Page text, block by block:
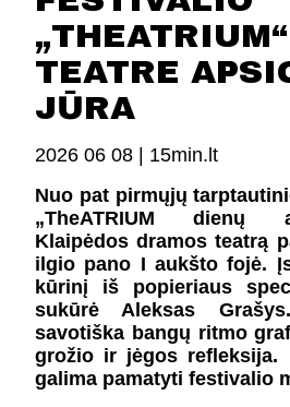
FESTIVALIS „THEATRIUM”
EDUKACIJA IR PARODOS
KULTŪROS PASAS
VIRTUALUS TURAS
Žiūrovams
DOVANŲ KUPONAS
BILIETAI IR NUOLAIDOS
INFORMACIJA
KAVINĖ „DRAMA-CHA-
ATRIBUTIKA
NAUJIENOS
VAIKŲ TEATRO STUDIJA
TEATRE
JŪRA
2026 06 08 | 15min.lt
Nuo pat pirmųjų
„TheATRIUM dienų
Klaipėdos dramos teatrą
ilgio pano I aukšto fojė.
kūrinį iš popieriaus
sukūrė Aleksas
savotiška bangų ritmo
grožio ir jėgos refleksija.
galima pamatyti festivalio